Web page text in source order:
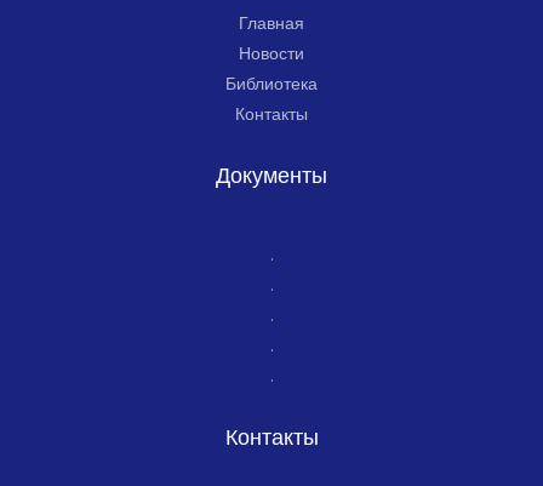
Главная
Новости
Библиотека
Контакты
Документы
.
.
.
.
.
Контакты